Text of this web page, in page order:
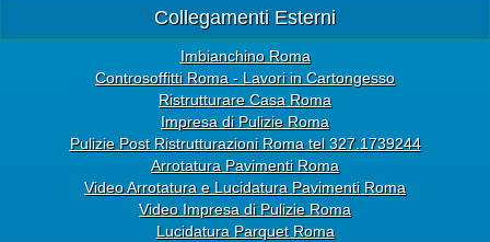
Collegamenti Esterni
Imbianchino Roma
Controsoffitti Roma - Lavori in Cartongesso
Ristrutturare Casa Roma
Impresa di Pulizie Roma
Pulizie Post Ristrutturazioni Roma tel 327.1739244
Arrotatura Pavimenti Roma
Video Arrotatura e Lucidatura Pavimenti Roma
Video Impresa di Pulizie Roma
Lucidatura Parquet Roma